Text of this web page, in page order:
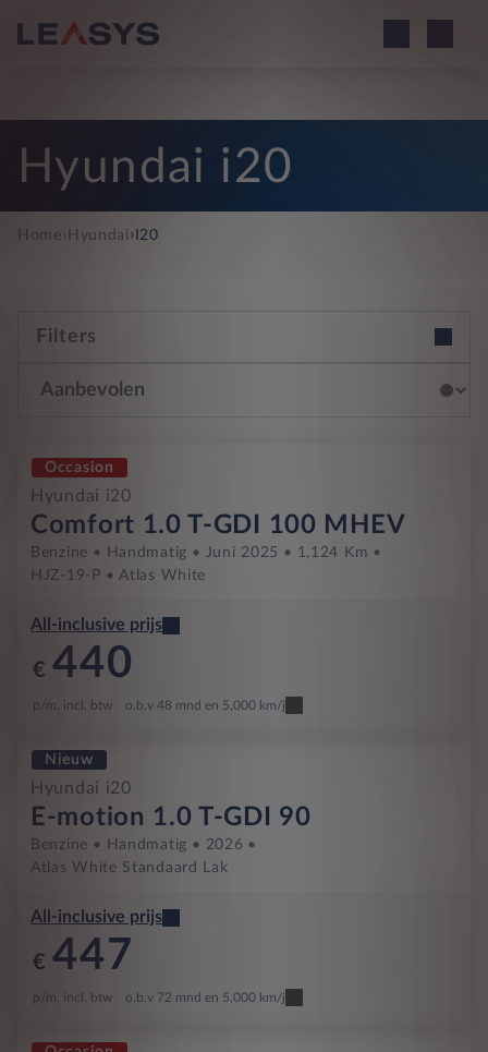
Hyundai i20
Home› Hyundai › I20
Filters
Occasion
Hyundai i20
Comfort 1.0 T-GDI 100 MHEV
Benzine Handmatig Juni 2025
1,124 Km
HJZ-19-P
Atlas White
All-inclusive prijs
€ 440
p/m. incl. btw o.b.v 48 mnd en 5,000 km/j
Nieuw
Hyundai i20
E-motion 1.0 T-GDI 90
Benzine Handmatig
2026
Atlas White Standaard Lak
All-inclusive prijs
€ 447
p/m. incl. btw o.b.v 72 mnd en 5,000 km/j